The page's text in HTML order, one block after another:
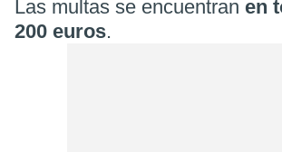
Las multas se encuentran en
200 euros.